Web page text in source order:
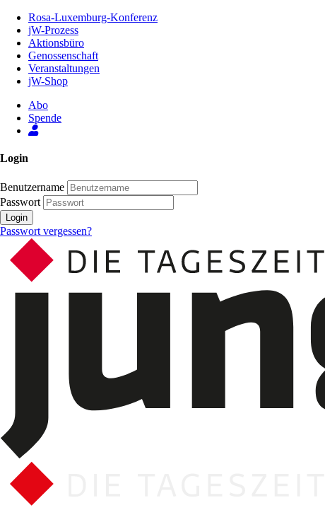
Inhalt
Seite
Rosa-Luxemburg-Konferenz
jW-Prozess
Aktionsbüro
Genossenschaft
Veranstaltungen
jW-Shop
Abo
Spende
Login
Benutzername
Passwort
Login
Passwort vergessen?